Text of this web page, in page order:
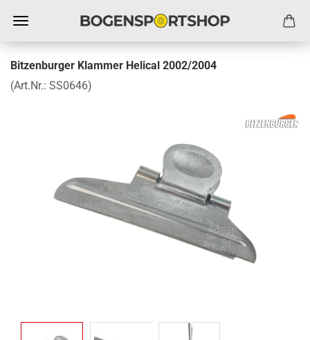
Bitzenburger Klammer Helical 2002/2004
(Art.Nr.: SS0646)